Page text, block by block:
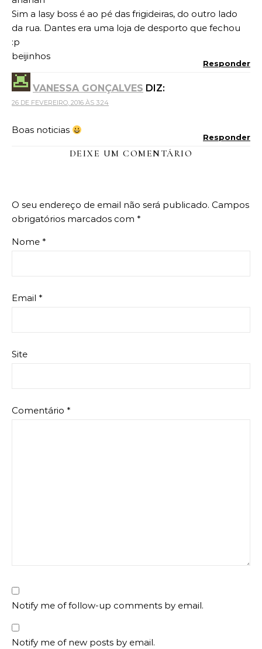
Sim a lasy boss é ao pé das frigideiras, do outro lado
da rua. Dantes era uma loja de desporto que fechou
:p
beijinhos
Responder
VANESSA GONÇALVES DIZ:
26 DE FEVEREIRO, 2016 ÀS 3:24
Boas noticias
Responder
DEIXE UM COMENTÁRIO
O seu endereço de email não será publicado. Campos
obrigatórios marcados com *
Nome *
Email *
Site
Comentário *
Notify me of follow-up comments by email.
Notify me of new posts by email.